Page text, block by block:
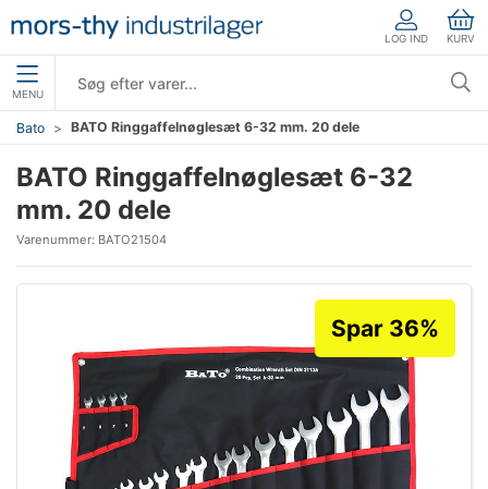
LOG IND KURV
MENU
Bato BATO Ringgaffelnøglesæt 6-32 mm. 20 dele
BATO Ringgaffelnøglesæt 6-32
mm. 20 dele
Varenummer: BATO21504
Spar 36%